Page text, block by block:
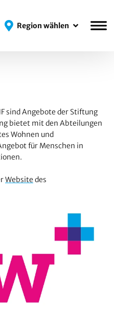
Region wählen
Region wählen
sind Angebote der Stiftung
bietet mit den Abteilungen
Wohnen und
für Menschen in
Website des